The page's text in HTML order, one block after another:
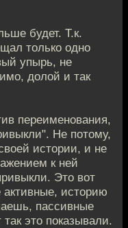
будет. Т.к.
только одно
упырь, не
долой и так
переименования,
Не потому,
истории, и не
к ней
Это вот
активные, историю
пассивные
это показывали.